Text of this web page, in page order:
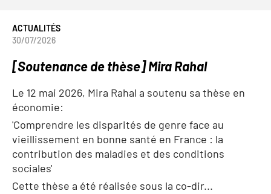
ACTUALITÉS
30/07/2026
[Soutenance de thèse] Mira Rahal
Le 12 mai 2026, Mira Rahal a soutenu sa thèse en
économie:
'Comprendre les disparités de genre face au
vieillissement en bonne santé en France : la
contribution des maladies et des conditions
sociales'
Cette thèse a été réalisée sous la co-dir...